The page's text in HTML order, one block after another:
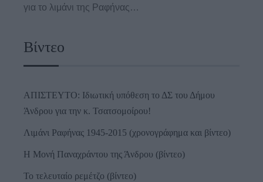
για το λιμάνι της Ραφήνας…
Βίντεο
ΑΠΙΣΤΕΥΤΟ: Ιδιωτική υπόθεση το ΔΣ του Δήμου
Άνδρου για την κ. Τσατσομοίρου!
Λιμάνι Ραφήνας 1945-2015 (χρονογράφημα και βίντεο)
Η Μονή Παναχράντου της Άνδρου (βίντεο)
Το τελευταίο ρεμέτζο (βίντεο)